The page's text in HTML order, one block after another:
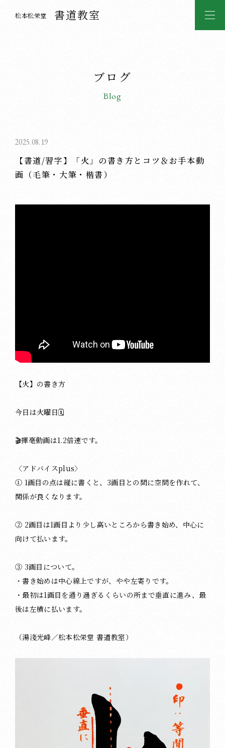
松本松栄堂 書道教室
ブログ
Blog
2025.08.19
【書道/習字】「火」の書き方とコツ＆お手本動
画（毛筆・大筆・楷書）
【火】の書き方
今日は火曜日🗓
🎬揮毫動画は1.2倍速です。
〈アドバイスplus〉
① 1画目の点は縦に書くと、3画目との間に空間を作れて、
関係が良くなります。
② 2画目は1画目より少し高いところから書き始め、中心に
向けて払います。
③ 3画目について。
・書き始めは中心線上ですが、やや左寄りです。
・最初は1画目を通り過ぎるくらいの所まで垂直に進み、最
後は左横に払います。
（湯淺光峰／松本松栄堂 書道教室）